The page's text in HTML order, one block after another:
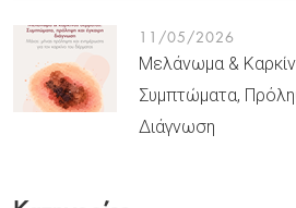
11/05/2026
Μελάνωμα &
Συμπτώματα,
Διάγνωση